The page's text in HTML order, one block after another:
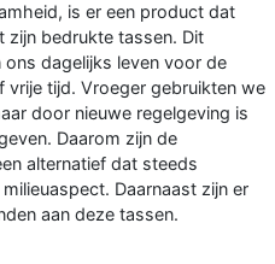
is er een product dat
zijn bedrukte tassen. Dit
dagelijks leven voor de
tijd. Vroeger gebruikten we
door nieuwe regelgeving is
Daarom zijn de
alternatief dat steeds
Daarnaast zijn er
aan deze tassen.